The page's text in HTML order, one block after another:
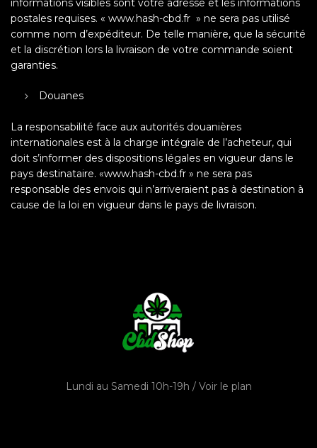
informations visibles sont votre adresse et les informations
postales requises. « www.hash-cbd.fr » ne sera pas utilisé
comme nom d’expéditeur. De telle manière, que la sécurité
et la discrétion lors la livraison de votre commande soient
garanties.
Douanes
La responsabilité face aux autorités douanières
internationales est à la charge intégrale de l’acheteur, qui
doit s’informer des dispositions légales en vigueur dans le
pays destinataire. «www.hash-cbd.fr » ne sera pas
responsable des envois qui n’arriveraient pas à destination à
cause de la loi en vigueur dans le pays de livraison.
Lundi au Samedi 10h-19h / Voir le plan